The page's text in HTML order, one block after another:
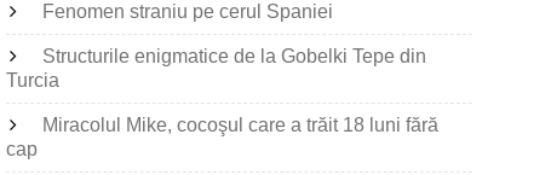
Fenomen straniu pe cerul Spaniei
Structurile enigmatice de la Gobelki Tepe din
Turcia
Miracolul Mike, cocoşul care a trăit 18 luni fără
cap